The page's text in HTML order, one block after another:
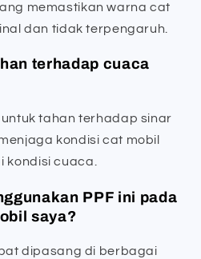
memastikan warna cat
dan tidak terpengaruh.
terhadap cuaca
tahan terhadap sinar
kondisi cat mobil
cuaca.
PPF ini pada
saya?
dipasang di berbagai